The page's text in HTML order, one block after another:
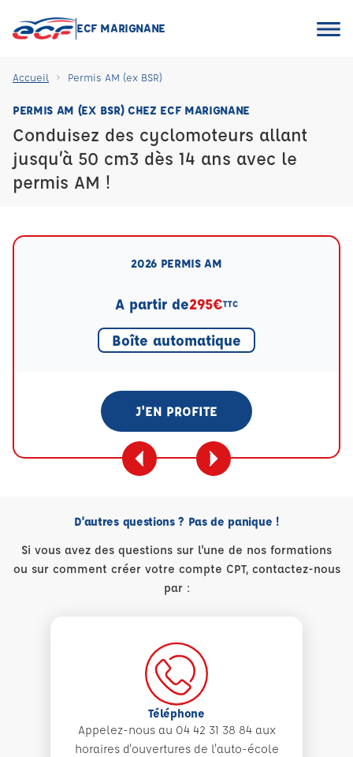
ECF MARIGNANE
Accueil Permis AM (ex BSR)
PERMIS AM (EX BSR) CHEZ ECF MARIGNANE
Conduisez des cyclomoteurs allant
jusqu’à 50 cm3 dès 14 ans avec le
permis AM !
2026 PERMIS AM
A partir de295€TTC
Boîte automatique
J'EN PROFITE
D'autres questions ? Pas de panique !
Si vous avez des questions sur l'une de nos formations
ou sur comment créer votre compte CPT, contactez-nous
par :
Téléphone
Appelez-nous au 04 42 31 38 84 aux
horaires d'ouvertures de l'auto-école